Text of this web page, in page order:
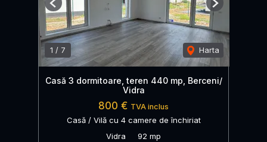
1 / 7 Harta
Previous Next
Casă 3 dormitoare, teren 440 mp, Berceni/
Vidra
800 € TVA inclus
Casă / Vilă cu 4 camere de închiriat
Vidra
92 mp